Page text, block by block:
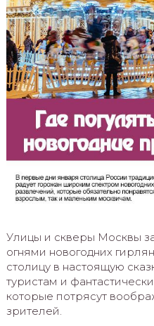
Улицы и скверы Москвы
огнями новогодних
столицу в настоящую
туристам и
которые потрясут
зрителей.